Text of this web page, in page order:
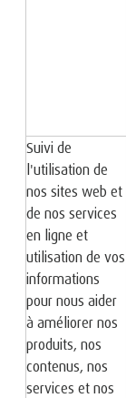
Suivi de
l'utilisation de
nos sites web et
de nos services
en ligne et
utilisation de vos
informations
pour nous aider
à améliorer nos
produits, nos
contenus, nos
services et nos